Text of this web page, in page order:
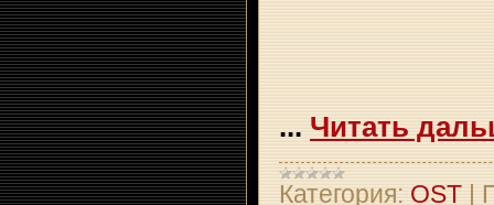
... Читать
Категория: OST |